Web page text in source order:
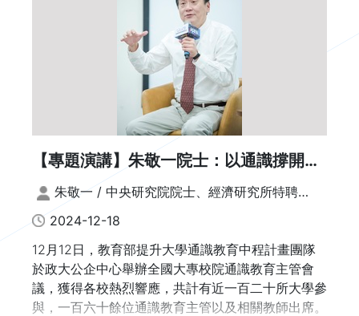
中午一小時的時間，歡迎老師一邊用餐一邊上線聆
聽，千萬別錯過~
講師: 宜蘭大學資訊管理系 黃朝曦主任
時間: 11/28(四)12:00~13:00
辦理方式: google meet線上辦理
報名連結: https://forms.gle/Qy3J3tge2CQb9DY5
※報名成功將於前一天發送會議連結
【專題演講】朱敬一院士：以通識撐開野
性思維
朱敬一 / 中央研究院院士、經濟研究所特聘研
2024-12-18
12月12日，教育部提升大學通識教育中程計畫團隊
於政大公企中心舉辦全國大專校院通識教育主管會
議，獲得各校熱烈響應，共計有近一百二十所大學參
與，一百六十餘位通識教育主管以及相關教師出席。